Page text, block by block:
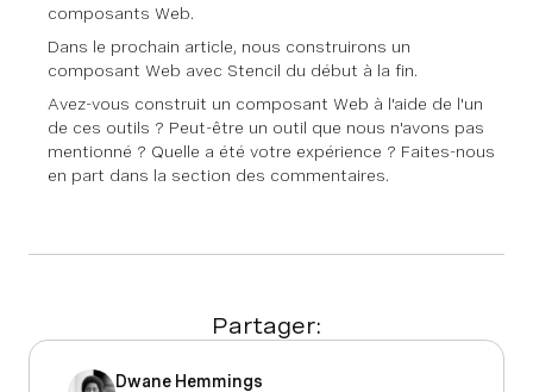
composants Web.
Dans le prochain article, nous construirons un
composant Web avec Stencil du début à la fin.
Avez-vous construit un composant Web à l'aide de l'un
de ces outils ? Peut-être un outil que nous n'avons pas
mentionné ? Quelle a été votre expérience ? Faites-nous
en part dans la section des commentaires.
Partager:
Dwane Hemmings